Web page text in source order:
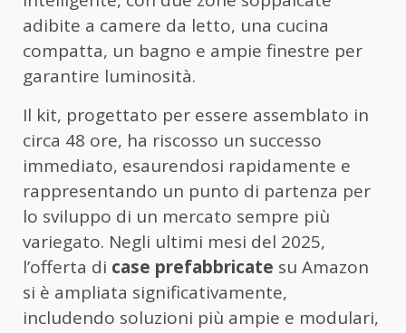
adibite a camere da letto, una cucina
compatta, un bagno e ampie finestre per
garantire luminosità.
Il kit, progettato per essere assemblato in
circa 48 ore, ha riscosso un successo
immediato, esaurendosi rapidamente e
rappresentando un punto di partenza per
lo sviluppo di un mercato sempre più
variegato. Negli ultimi mesi del 2025,
l’offerta di case prefabbricate su Amazon
si è ampliata significativamente,
includendo soluzioni più ampie e modulari,